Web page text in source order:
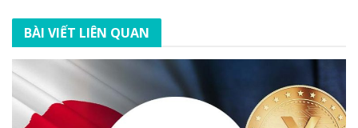
BÀI VIẾT LIÊN QUAN